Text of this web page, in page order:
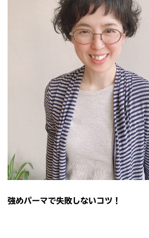
強めパーマで失敗しないコツ！